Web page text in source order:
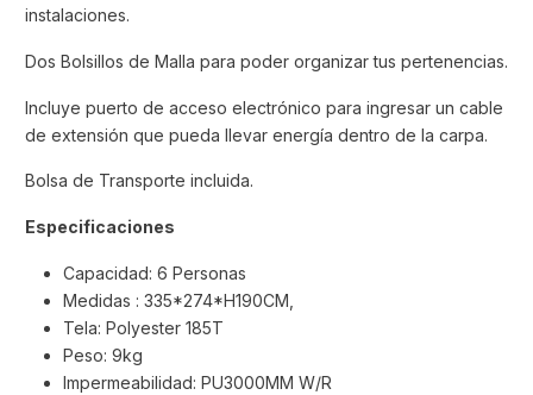
instalaciones.
Dos Bolsillos de Malla para poder organizar tus pertenencias.
Incluye puerto de acceso electrónico para ingresar un cable
de extensión que pueda llevar energía dentro de la carpa.
Bolsa de Transporte incluida.
Especificaciones
Capacidad: 6 Personas
Medidas : 335*274*H190CM,
Tela: Polyester 185T
Peso: 9kg
Impermeabilidad: PU3000MM W/R